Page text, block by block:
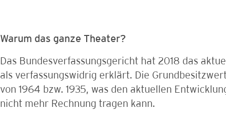
Warum das ganze Theater?
Das Bundesverfassungsgericht hat 2018 das
als verfassungswidrig erklärt. Die
von 1964 bzw. 1935, was den aktuellen
nicht mehr Rechnung tragen kann.